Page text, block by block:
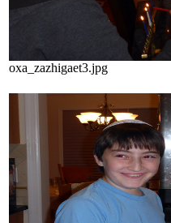
oxa_zazhigaet3.jpg